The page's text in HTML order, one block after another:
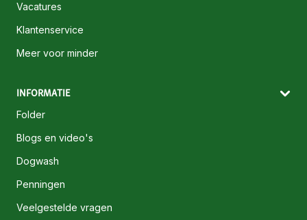
Vacatures
Klantenservice
Meer voor minder
INFORMATIE
Folder
Blogs en video's
Dogwash
Penningen
Veelgestelde vragen